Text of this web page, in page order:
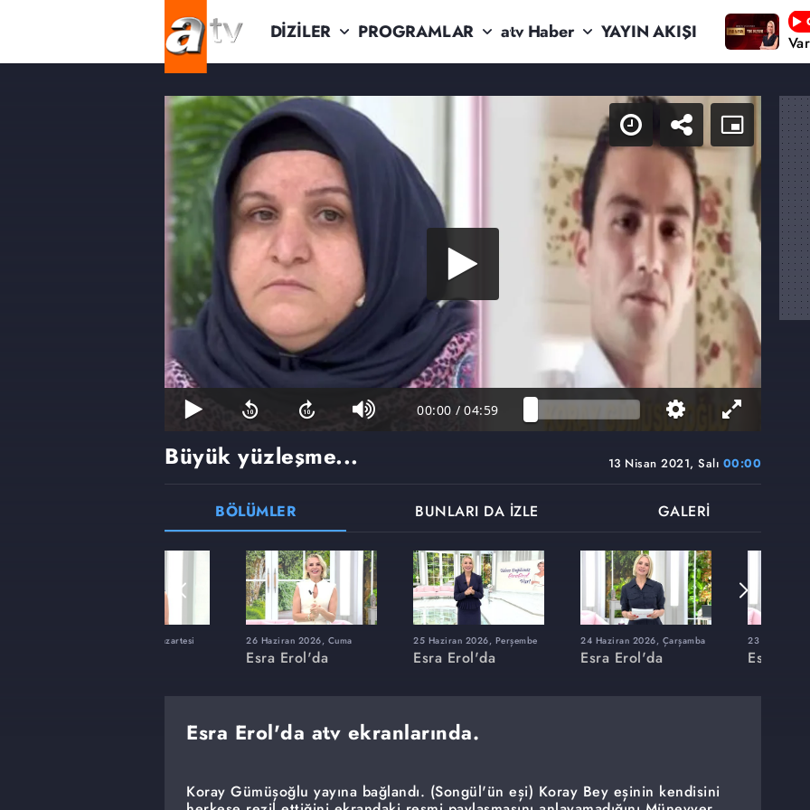
DİZİLER PROGRAMLAR atv Haber YAYIN AKIŞI
00:00 / 04:59
13 Nisan 2021, Salı 00:00
Büyük yüzleşme...
BÖLÜMLER BUNLARI DA İZLE GALERİ
8 Haziran 2026, Pazartesi 26 Haziran 2026, Cuma
Esra Erol'da
25 Haziran 2026, Perşembe
Esra Erol'da
24 Haziran 2026, Çarşamba
Esra Erol'da
23 Haziran
Esra
Esra Erol'da atv ekranlarında.
Koray Gümüşoğlu yayına bağlandı. (Songül'ün eşi) Koray Bey eşinin kendisini